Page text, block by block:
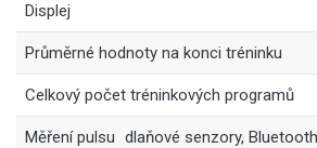
Displej
Průměrné hodnoty na konci tréninku
Celkový počet tréninkových programů
Měření pulsu dlaňové senzory,